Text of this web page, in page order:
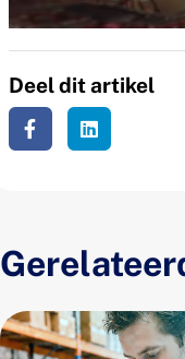
Deel dit artikel